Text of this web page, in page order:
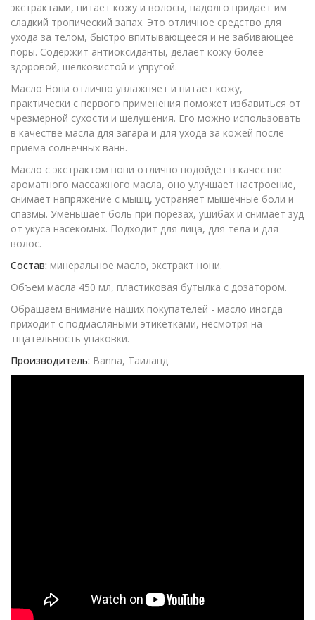
экстрактами, питает кожу и волосы, надолго придает им
сладкий тропический запах. Это отличное средство для
ухода за телом, быстро впитывающееся и не забивающее
поры. Содержит антиоксиданты, делает кожу более
здоровой, шелковистой и упругой.
Масло Нони отлично увлажняет и питает кожу,
практически с первого применения поможет избавиться от
чрезмерной сухости и шелушения. Его можно использовать
в качестве масла для загара и для ухода за кожей после
приема солнечных ванн.
Масло с экстрактом нони отлично подойдет в качестве
ароматного массажного масла, оно улучшает настроение,
снимает напряжение с мышц, устраняет мышечные боли и
спазмы. Уменьшает боль при порезах, ушибах и снимает зуд
от укуса насекомых. Подходит для лица, для тела и для
волос.
Состав: минеральное масло, экстракт нони.
Объем масла 450 мл, пластиковая бутылка с дозатором.
Обращаем внимание наших покупателей - масло иногда
приходит с подмасляными этикетками, несмотря на
тщательность упаковки.
Производитель: Banna, Таиланд.